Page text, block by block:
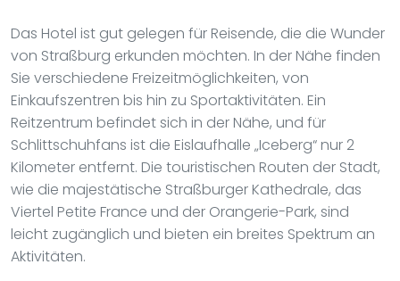
Das Hotel ist gut gelegen für Reisende, die die Wunder
von Straßburg erkunden möchten. In der Nähe finden
Sie verschiedene Freizeitmöglichkeiten, von
Einkaufszentren bis hin zu Sportaktivitäten. Ein
Reitzentrum befindet sich in der Nähe, und für
Schlittschuhfans ist die Eislaufhalle „Iceberg“ nur 2
Kilometer entfernt. Die touristischen Routen der Stadt,
wie die majestätische Straßburger Kathedrale, das
Viertel Petite France und der Orangerie-Park, sind
leicht zugänglich und bieten ein breites Spektrum an
Aktivitäten.